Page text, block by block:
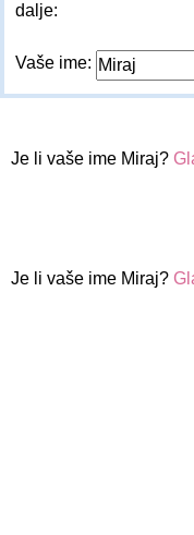
dalje:
Vaše ime:
Je li vaše ime Miraj?
Je li vaše ime Miraj?